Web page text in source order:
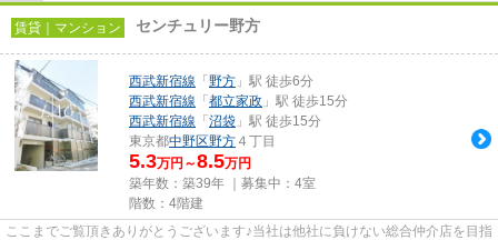
賃貸｜マンション センチュリー野方
西武新宿線 「 野方 」駅 徒歩6分
西武新宿線 「 都立家政 」駅 徒歩15分
西武新宿線 「 沼袋 」駅 徒歩15分
東京都中野区野方 ４丁目
5.3万円～8.5万円
築年数：築39年 ｜募集中： 4室
階数：4階建
ここまでご覧頂きありがとうございます♪当社は他社に負けない総合仲介店を目指